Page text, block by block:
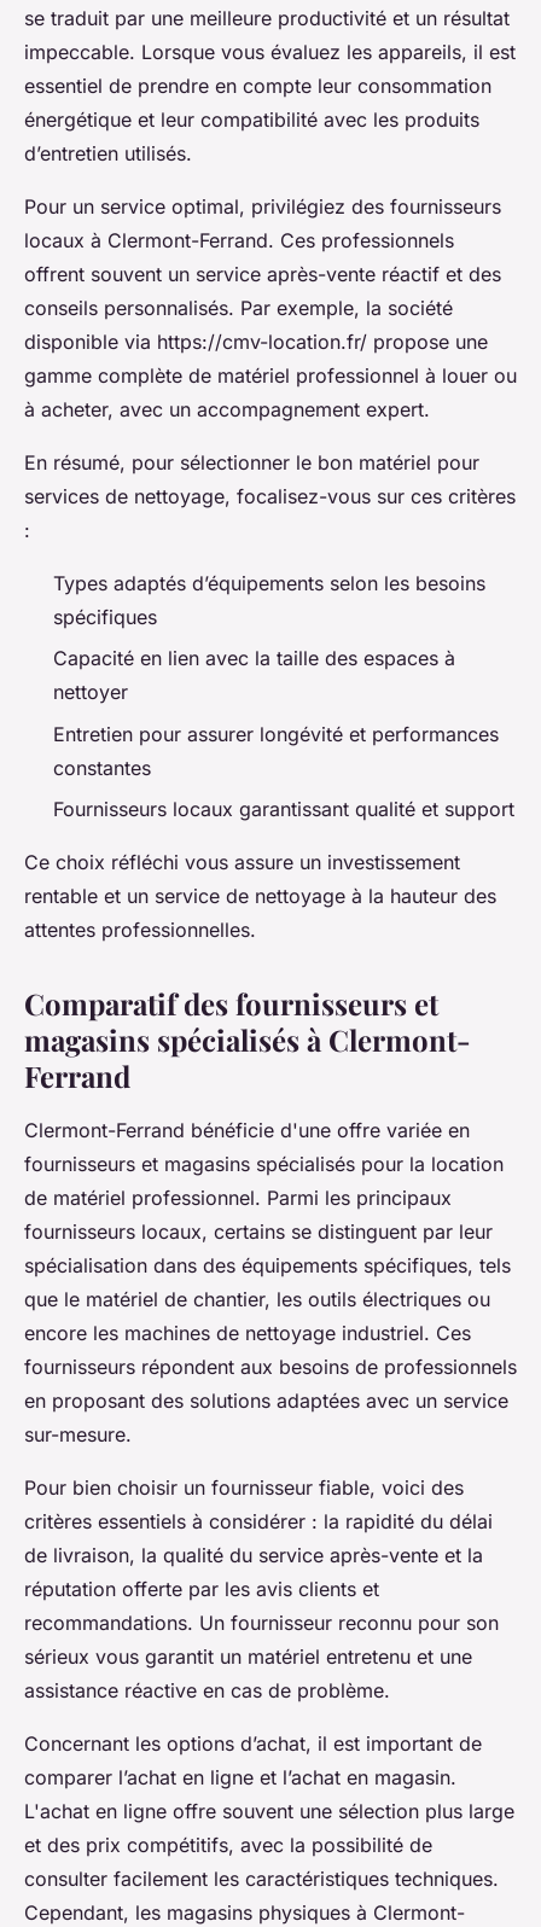
se traduit par une meilleure productivité et un résultat
impeccable. Lorsque vous évaluez les appareils, il est
essentiel de prendre en compte leur consommation
énergétique et leur compatibilité avec les produits
d’entretien utilisés.
Pour un service optimal, privilégiez des fournisseurs
locaux à Clermont-Ferrand. Ces professionnels
offrent souvent un service après-vente réactif et des
conseils personnalisés. Par exemple, la société
disponible via https://cmv-location.fr/ propose une
gamme complète de matériel professionnel à louer ou
à acheter, avec un accompagnement expert.
En résumé, pour sélectionner le bon matériel pour
services de nettoyage, focalisez-vous sur ces critères
:
Types adaptés d’équipements selon les besoins
spécifiques
Capacité en lien avec la taille des espaces à
nettoyer
Entretien pour assurer longévité et performances
constantes
Fournisseurs locaux garantissant qualité et support
Ce choix réfléchi vous assure un investissement
rentable et un service de nettoyage à la hauteur des
attentes professionnelles.
Comparatif des fournisseurs et
magasins spécialisés à Clermont-
Ferrand
Clermont-Ferrand bénéficie d'une offre variée en
fournisseurs et magasins spécialisés pour la location
de matériel professionnel. Parmi les principaux
fournisseurs locaux, certains se distinguent par leur
spécialisation dans des équipements spécifiques, tels
que le matériel de chantier, les outils électriques ou
encore les machines de nettoyage industriel. Ces
fournisseurs répondent aux besoins de professionnels
en proposant des solutions adaptées avec un service
sur-mesure.
Pour bien choisir un fournisseur fiable, voici des
critères essentiels à considérer : la rapidité du délai
de livraison, la qualité du service après-vente et la
réputation offerte par les avis clients et
recommandations. Un fournisseur reconnu pour son
sérieux vous garantit un matériel entretenu et une
assistance réactive en cas de problème.
Concernant les options d’achat, il est important de
comparer l’achat en ligne et l’achat en magasin.
L'achat en ligne offre souvent une sélection plus large
et des prix compétitifs, avec la possibilité de
consulter facilement les caractéristiques techniques.
Cependant, les magasins physiques à Clermont-